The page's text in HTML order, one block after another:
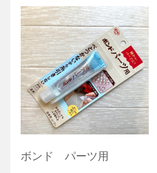
ボンド パーツ用